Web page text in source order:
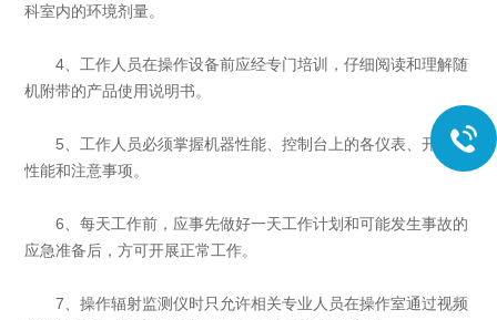
科室内的环境剂量。
4、工作人员在操作设备前应经专门培训，仔细阅读和理解随
机附带的产品使用说明书。
5、工作人员必须掌握机器性能、控制台上的各仪表、开关等
性能和注意事项。
6、每天工作前，应事先做好一天工作计划和可能发生事故的
应急准备后，方可开展正常工作。
7、操作辐射监测仪时只允许相关专业人员在操作室通过视频